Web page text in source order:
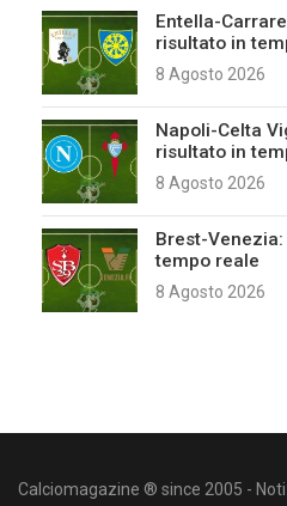
Entella-
risultato in
8 Agosto 2026
Napoli-Celta
risultato in
8 Agosto 2026
Brest-
tempo reale
8 Agosto 2026
Calciomagazine ® since 2005 -